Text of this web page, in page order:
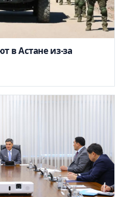
в Астане из-за